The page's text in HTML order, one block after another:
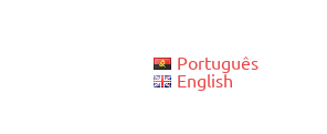
Português
English